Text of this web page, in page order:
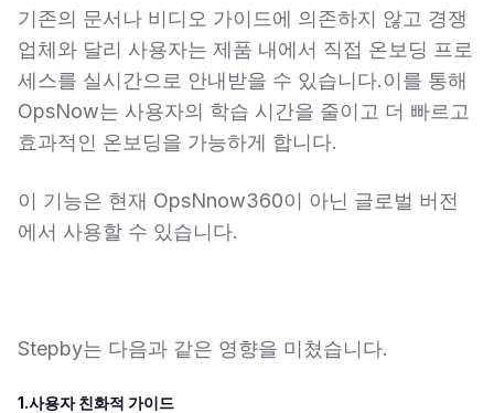
기존의 문서나 비디오 가이드에 의존하지 않고 경쟁
업체와 달리 사용자는 제품 내에서 직접 온보딩 프로
세스를 실시간으로 안내받을 수 있습니다.이를 통해
OpsNow는 사용자의 학습 시간을 줄이고 더 빠르고
효과적인 온보딩을 가능하게 합니다.
이 기능은 현재 OpsNnow360이 아닌 글로벌 버전
에서 사용할 수 있습니다.
Stepby는 다음과 같은 영향을 미쳤습니다.
1.사용자 친화적 가이드